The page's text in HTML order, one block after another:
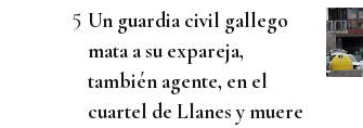
Un guardia civil gallego
mata a su expareja,
también agente, en el
cuartel de Llanes y muere